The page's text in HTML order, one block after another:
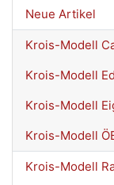
Neue Artikel
Krois-Modell
Krois-Modell
Krois-Modell
Krois-Modell
Krois-Modell